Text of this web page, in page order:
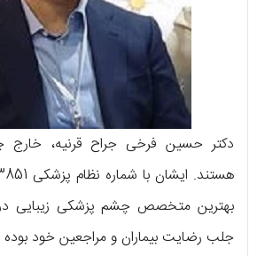
دکتر حسین فرخی جراح قرنیه،
بهترین متخصص چشم پزشکی زیبایی در
جلب رضایت بیماران و مراجعین خود